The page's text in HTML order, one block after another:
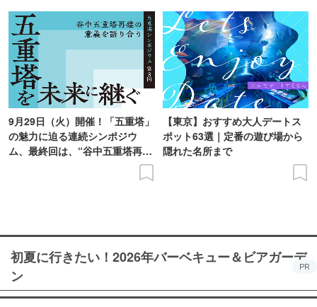
9月29日（火）開催！「五重塔」
の魅力に迫る連続シンポジウ
ム、最終回は、“谷中五重塔再建
【東京】おすすめ大人デートス
ポット63選｜定番の遊び場から
隠れた名所まで
初夏に行きたい！2026年バーベキュー＆ビアガーデ
ン
PR